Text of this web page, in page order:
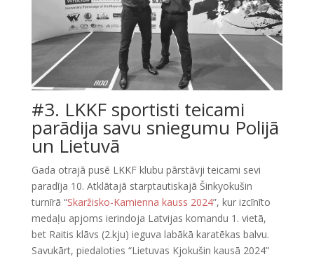
#3. LKKF sportisti teicami
parādija savu sniegumu Polijā
un Lietuvā
Gada otrajā pusē LKKF klubu pārstāvji teicami sevi
paradīja 10. Atklātajā starptautiskajā Šinkyokušin
turnīrā “Skaržisko-Kamienna kauss 2024”, kur izcīnīto
medaļu apjoms ierindoja Latvijas komandu 1. vietā,
bet Raitis klāvs (2.kju) ieguva labākā karatēkas balvu.
Savukārt, piedaloties “Lietuvas Kjokušin kausā 2024”